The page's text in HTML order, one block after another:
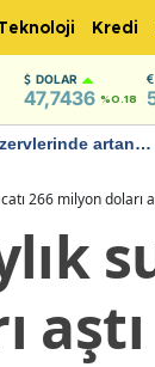
Kredi
DOLAR
47,7436 %0.18
artan
266 milyon doları
aştı